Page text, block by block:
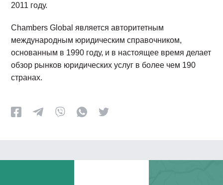
2011 году.
Chambers Global является авторитетным
международным юридическим справочником,
основанным в 1990 году, и в настоящее время делает
обзор рынков юридических услуг в более чем 190
странах.